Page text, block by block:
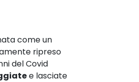
come un
ripreso
del Covid
e lasciate